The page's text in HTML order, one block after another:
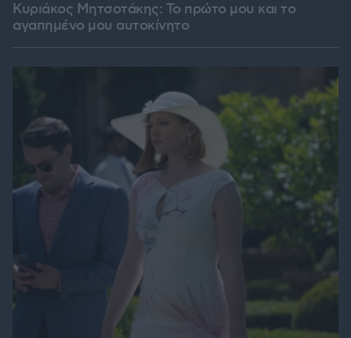
Κυριάκος Μητσοτάκης: Το πρώτο μου και το
αγαπημένο μου αυτοκίνητο